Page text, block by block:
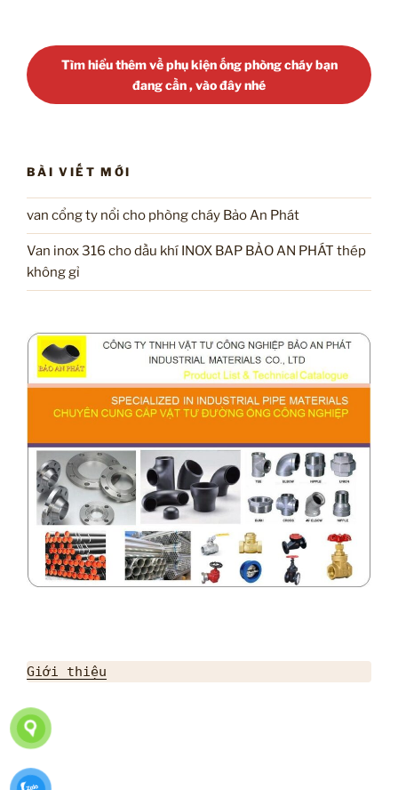
Tìm hiểu thêm về phụ kiện ống phòng cháy bạn
đang cần , vào đây nhé
BÀI VIẾT MỚI
van cổng ty nổi cho phòng cháy Bảo An Phát
Van inox 316 cho dầu khí INOX BAP BẢO AN PHÁT thép
không gỉ
Giới thiệu